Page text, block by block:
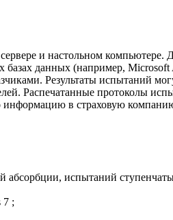
и настольном
данных (например, Microsoft
Результаты испытаний
Распечатанные протоколы
информацию в страховую
абсорбции, испытаний
7 ;